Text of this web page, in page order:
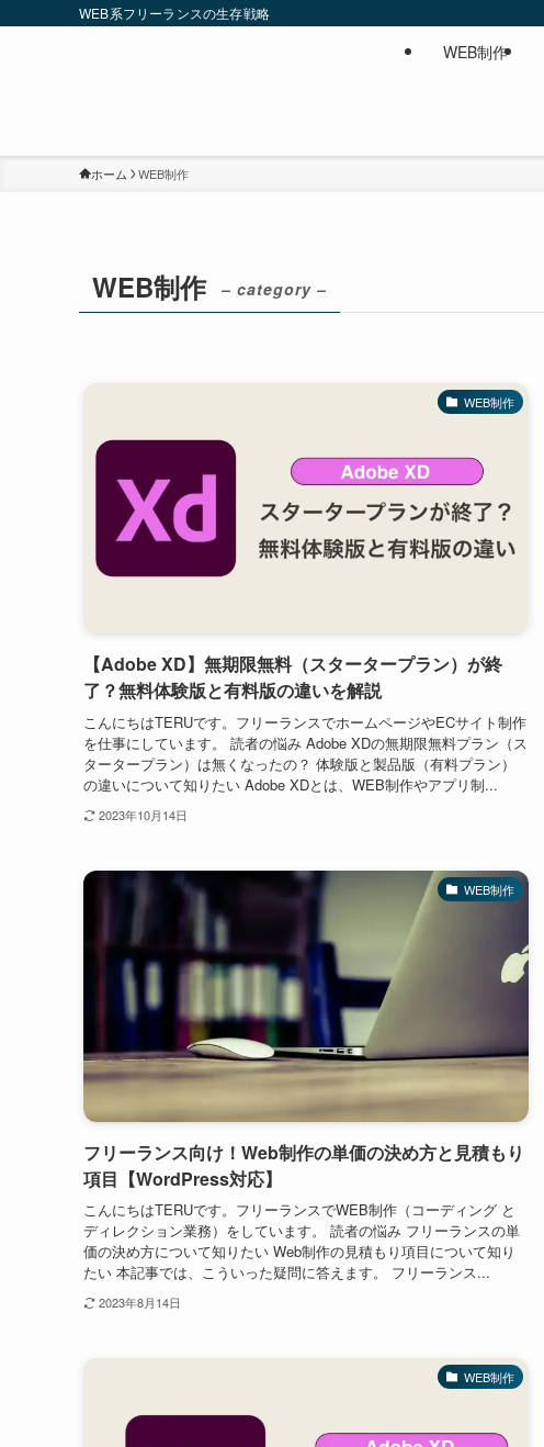
WEB系フリーランスの生存戦略
WEB制作
ホーム WEB制作
WEB制作 – category –
WEB制作
【Adobe XD】無期限無料（スタータープラン）が終
了？無料体験版と有料版の違いを解説
こんにちはTERUです。フリーランスでホームページやECサイト制作
を仕事にしています。 読者の悩み Adobe XDの無期限無料プラン（ス
タータープラン）は無くなったの？ 体験版と製品版（有料プラン）
の違いについて知りたい Adobe XDとは、WEB制作やアプリ制...
2023年10月14日
WEB制作
フリーランス向け！Web制作の単価の決め方と見積もり
項目【WordPress対応】
こんにちはTERUです。フリーランスでWEB制作（コーディング と
ディレクション業務）をしています。 読者の悩み フリーランスの単
価の決め方について知りたい Web制作の見積もり項目について知り
たい 本記事では、こういった疑問に答えます。 フリーランス...
2023年8月14日
WEB制作